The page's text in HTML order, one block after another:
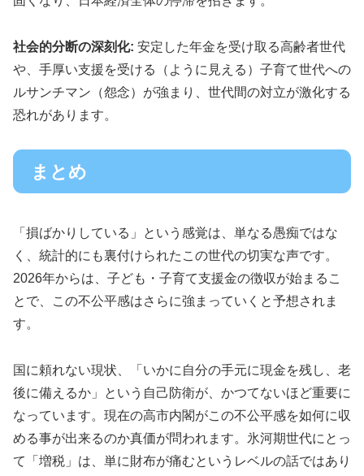
社会的分断の深刻化: 安定した年金を受け取る高齢者世代
や、手厚い支援を受ける（ように見える）子育て世代への
ルサンチマン（怨念）が強まり、世代間の対立が激化する
恐れがあります。
まとめ
「損ばかりしている」という感覚は、単なる愚痴ではな
く、統計的にも裏付けられたこの世代の切実な声です。
2026年からは、子ども・子育て支援金の徴収が始まるこ
とで、この不公平感はさらに強まっていくと予想されま
す。
国に頼れない現状、「いかに自分の手元に現金を残し、老
後に備えるか」という自己防衛が、かつてないほど重要に
なっています。現在の高市内閣がこの不公平感を如何に収
める事が出来るのか真価が問われます。氷河期世代にとっ
て「増税」は、単に財布が痛むというレベルの話ではあり